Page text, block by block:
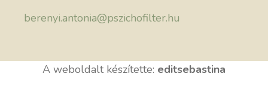
berenyi.antonia@pszichofilter.hu
A weboldalt készítette: editsebastina
Elem hozzáadva a kosárhoz.